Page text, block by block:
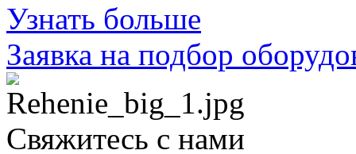
Узнать больше
Заявка на подбор
Свяжитесь с нами